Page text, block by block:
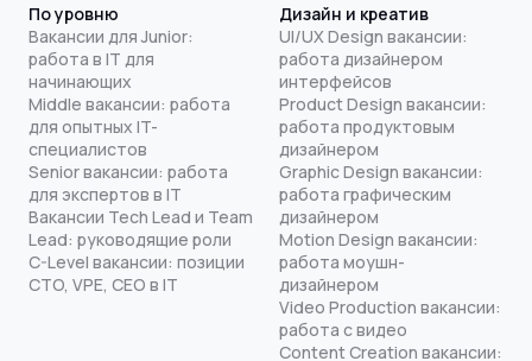
По уровню
Вакансии для Junior:
работа в IT для
начинающих
Middle вакансии: работа
для опытных IT-
специалистов
Senior вакансии: работа
для экспертов в IT
Вакансии Tech Lead и Team
Lead: руководящие роли
C-Level вакансии: позиции
CTO, VPE, CEO в IT
Дизайн и креатив
UI/UX Design вакансии:
работа дизайнером
интерфейсов
Product Design вакансии:
работа продуктовым
дизайнером
Graphic Design вакансии:
работа графическим
дизайнером
Motion Design вакансии:
работа моушн-
дизайнером
Video Production вакансии:
работа с видео
Content Creation вакансии: